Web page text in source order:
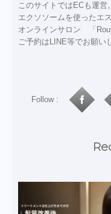
このサイトではECも運営。
エクソソームを使ったエ
オンラインサロン 「
ご予約はLINE等でお願い
Follow :